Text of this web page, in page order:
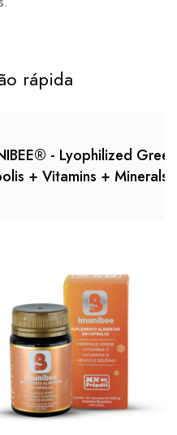
rápida
- Lyophilized Green
+ Vitamins + Minerals